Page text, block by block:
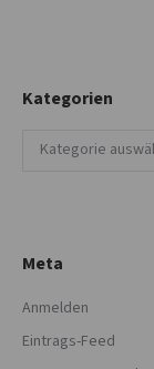
Kategorien
Kategorien
Meta
Anmelden
Eintrags-Feed